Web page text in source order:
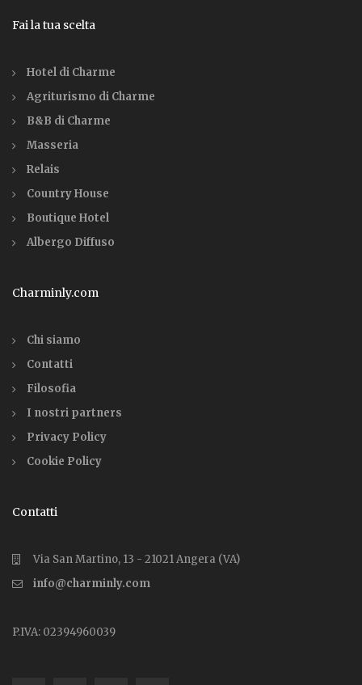
Fai la tua scelta
Hotel di Charme
Agriturismo di Charme
B&B di Charme
Masseria
Relais
Country House
Boutique Hotel
Albergo Diffuso
Charminly.com
Chi siamo
Contatti
Filosofia
I nostri partners
Privacy Policy
Cookie Policy
Contatti
Via San Martino, 13 - 21021 Angera (VA)
info@charminly.com
P.IVA: 02394960039